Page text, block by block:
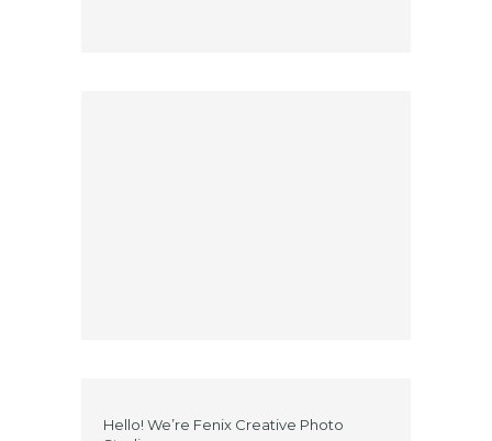
Hello! We’re Fenix Creative Photo